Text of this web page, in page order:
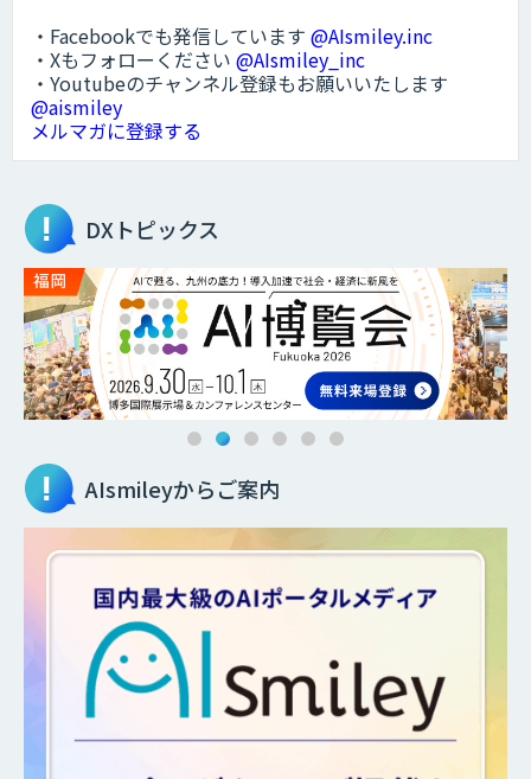
・Facebookでも発信しています @AIsmiley.inc
・Xもフォローください @AIsmiley_inc
・Youtubeのチャンネル登録もお願いいたします
@aismiley
メルマガに登録する
DXトピックス
AIsmileyからご案内